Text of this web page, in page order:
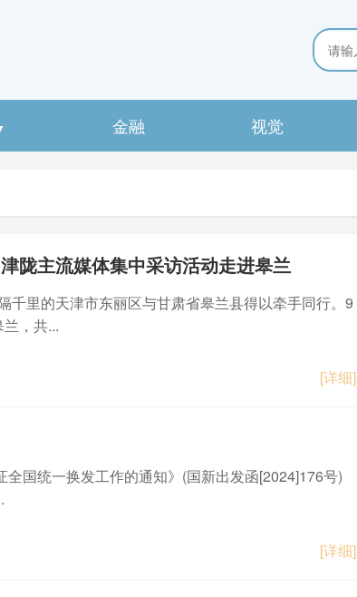
金融 视觉
陇主流媒体集中采访活动走进皋兰
千里的天津市东丽区与甘肃省皋兰县得以牵手同行。9
，共...
[详细]
国统一换发工作的通知》(国新出发函[2024]176号)
[详细]